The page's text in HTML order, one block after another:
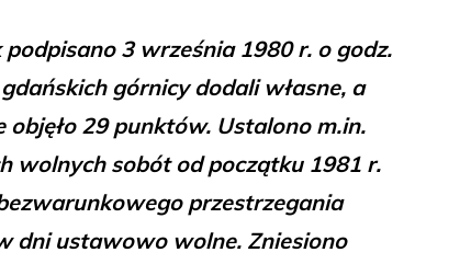
3 września 1980 r. o godz.
górnicy dodali własne, a
objęło 29 punktów. Ustalono m.in.
wolnych sobót od początku 1981 r.
przestrzegania
dni ustawowo wolne. Zniesiono